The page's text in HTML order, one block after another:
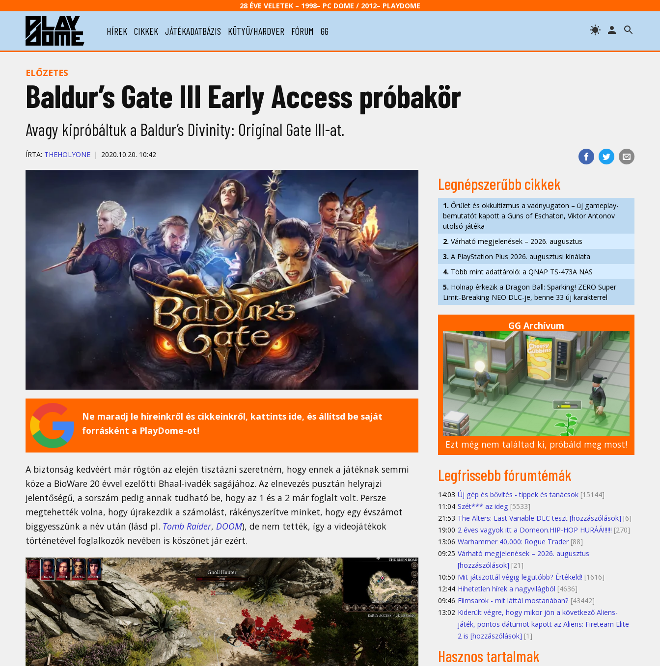
28 ÉVE VELETEK – 1998– PC DOME / 2012– PLAYDOME
HÍREK CIKKEK JÁTÉKADATBÁZIS KÜTYÜ/HARDVER FÓRUM GG
ELŐZETES
Baldur’s Gate III Early Access próbakör
Avagy kipróbáltuk a Baldur’s Divinity: Original Gate III-at.
ÍRTA: THEHOLYONE 2020.10.20. 10:42
Ne maradj le híreinkről és cikkeinkről, kattints ide, és állítsd be saját
forrásként a PlayDome-ot!
A biztonság kedvéért már rögtön az elején tisztázni szeretném, hogy ennek a játéknak semmi
köze a BioWare 20 évvel ezelőtti Bhaal-ivadék sagájához. Az elnevezés pusztán helyrajzi
jelentőségű, a sorszám pedig annak tudható be, hogy az 1 és a 2 már foglalt volt. Persze
megtehették volna, hogy újrakezdik a számolást, rákényszerítve minket, hogy egy évszámot
biggyesszünk a név után (lásd pl. Tomb Raider, DOOM), de nem tették, így a videojátékok
történetével foglalkozók nevében is köszönet jár ezért.
Legnépszerűbb cikkek
1. Őrület és okkultizmus a vadnyugaton – új gameplay-
bemutatót kapott a Guns of Eschaton, Viktor Antonov
utolsó játéka
2. Várható megjelenések – 2026. augusztus
3. A PlayStation Plus 2026. augusztusi kínálata
4. Több mint adattároló: a QNAP TS-473A NAS
5. Holnap érkezik a Dragon Ball: Sparking! ZERO Super
Limit-Breaking NEO DLC-je, benne 33 új karakterrel
GG Archívum
Ezt még nem találtad ki, próbáld meg most!
Legfrissebb fórumtémák
14:03 Új gép és bővítés - tippek és tanácsok [15144]
11:04 Szét*** az ideg [5533]
21:53 The Alters: Last Variable DLC teszt [hozzászólások] [6]
19:00 2 éves vagyok itt a Domeon.HIP-HOP HURÁÁ!!!!!! [270]
13:06 Warhammer 40,000: Rogue Trader [88]
09:25 Várható megjelenések – 2026. augusztus
[hozzászólások] [21]
10:50 Mit játszottál végig legutóbb? Értékeld! [1616]
12:44 Hihetetlen hírek a nagyvilágból [4636]
09:46 Filmsarok - mit láttál mostanában? [43442]
13:02 Kiderült végre, hogy mikor jön a következő Aliens-
játék, pontos dátumot kapott az Aliens: Fireteam Elite
2 is [hozzászólások] [1]
Hasznos tartalmak